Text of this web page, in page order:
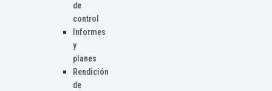
de
control
Informes
y
planes
Rendición
de